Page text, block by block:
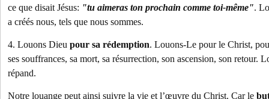
ce que disait Jésus: "tu aimeras ton prochain comme toi-même".
a créés nous, tels que nous sommes.
4. Louons Dieu pour sa rédemption. Louons-Le pour le Christ,
ses souffrances, sa mort, sa résurrection, son ascension, son retour.
répand.
Notre louange peut ainsi suivre la vie et l’œuvre du Christ. Car le